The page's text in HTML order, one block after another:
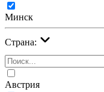
Минск
Страна:
Австрия